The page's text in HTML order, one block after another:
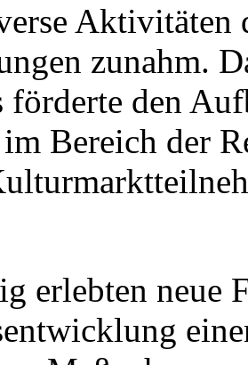
Aktivitäten
zunahm.
förderte den
Bereich der
erlebten neue